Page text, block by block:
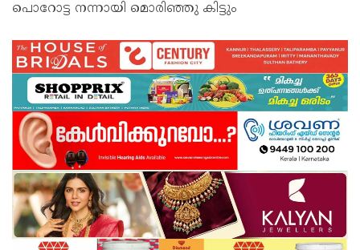
പൊറോട്ട നന്നായി മൊരിഞ്ഞു കിട്ടും